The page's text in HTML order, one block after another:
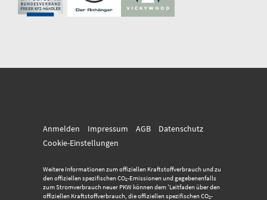
Anmelden Impressum AGB
Datenschutz
Cookie-Einstellungen
Weitere Informationen zum offiziellen Kraftstoffverbrauch und zu
den offiziellen spezifischen CO2-Emissionen und gegebenenfalls
zum Stromverbrauch neuer PKW können dem 'Leitfaden über den
offiziellen Kraftstoffverbrauch, die offiziellen spezifischen CO2-